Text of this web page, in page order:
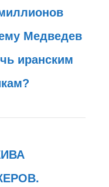
Медведев
иранским